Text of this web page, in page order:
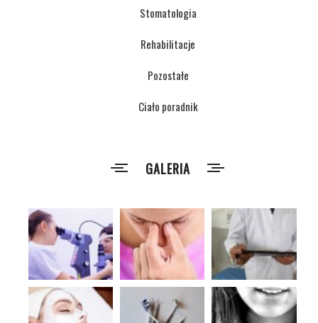
Stomatologia
Rehabilitacje
Pozostałe
Ciało poradnik
GALERIA